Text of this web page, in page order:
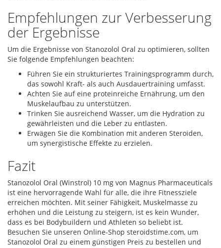
Empfehlungen zur Verbesserung
der Ergebnisse
Um die Ergebnisse von Stanozolol Oral zu optimieren, sollten
Sie folgende Empfehlungen beachten:
Führen Sie ein strukturiertes Trainingsprogramm durch,
das sowohl Kraft- als auch Ausdauertraining umfasst.
Achten Sie auf eine proteinreiche Ernährung, um den
Muskelaufbau zu unterstützen.
Trinken Sie ausreichend Wasser, um die Hydration zu
gewährleisten und die Leber zu entlasten.
Erwägen Sie die Kombination mit anderen Steroiden,
um synergistische Effekte zu erzielen.
Fazit
Stanozolol Oral (Winstrol) 10 mg von Magnus Pharmaceuticals
ist eine hervorragende Wahl für alle, die ihre Fitnessziele
erreichen möchten. Mit seiner Fähigkeit, Muskelmasse zu
erhöhen und die Leistung zu steigern, ist es kein Wunder,
dass es bei Bodybuildern und Athleten so beliebt ist.
Besuchen Sie unseren Online-Shop steroidstime.com, um
Stanozolol Oral zu einem günstigen Preis zu bestellen und